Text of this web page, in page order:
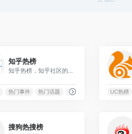
知乎热榜
知乎热榜，知乎社区的热点风向标，实时捕捉并展示平台内的热议话题、精彩回答和深度文章。
热门事件 热门话题 知乎热榜 UC热榜
搜狗热搜榜